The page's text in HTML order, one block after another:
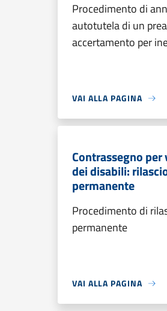
Procedimento di
autotutela di un
accertamento per
VAI ALLA PAGINA
Contrassegno
dei disabili:
permanente
Procedimento di
permanente
VAI ALLA PAGINA